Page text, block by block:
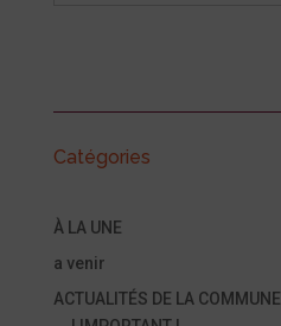
Catégories
À LA UNE
a venir
ACTUALITÉS DE LA COMMUNE